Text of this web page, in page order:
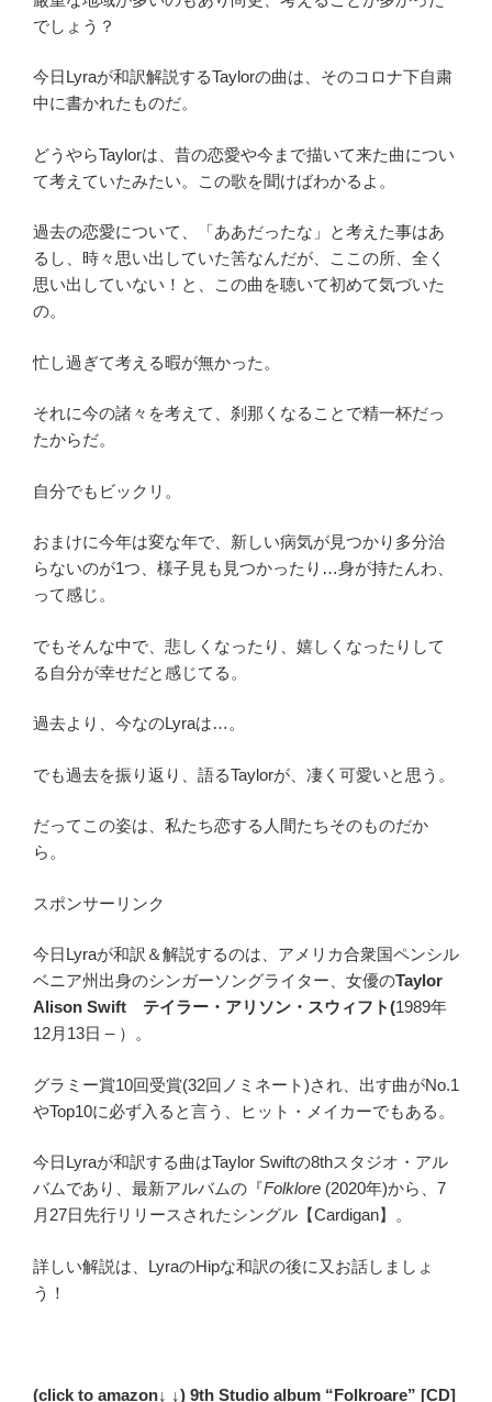
でしょう？
今日Lyraが和訳解説するTaylorの曲は、そのコロナ下自粛
中に書かれたものだ。
どうやらTaylorは、昔の恋愛や今まで描いて来た曲につい
て考えていたみたい。この歌を聞けばわかるよ。
過去の恋愛について、「ああだったな」と考えた事はあ
るし、時々思い出していた筈なんだが、ここの所、全く
思い出していない！と、この曲を聴いて初めて気づいた
の。
忙し過ぎて考える暇が無かった。
それに今の諸々を考えて、刹那くなることで精一杯だっ
たからだ。
自分でもビックリ。
おまけに今年は変な年で、新しい病気が見つかり多分治
らないのが1つ、様子見も見つかったり…身が持たんわ、
って感じ。
でもそんな中で、悲しくなったり、嬉しくなったりして
る自分が幸せだと感じてる。
過去より、今なのLyraは…。
でも過去を振り返り、語るTaylorが、凄く可愛いと思う。
だってこの姿は、私たち恋する人間たちそのものだか
ら。
スポンサーリンク
今日Lyraが和訳＆解説するのは、アメリカ合衆国ペンシル
ベニア州出身のシンガーソングライター、女優のTaylor
Alison Swift テイラー・アリソン・スウィフト(1989年
12月13日 – ）。
グラミー賞10回受賞(32回ノミネート)され、出す曲がNo.1
やTop10に必ず入ると言う、ヒット・メイカーでもある。
今日Lyraが和訳する曲はTaylor Swiftの8thスタジオ・アル
バムであり、最新アルバムの『Folklore (2020年)から、7
月27日先行リリースされたシングル【Cardigan】。
詳しい解説は、LyraのHipな和訳の後に又お話しましょ
う！
(click to amazon↓ ↓) 9th Studio album “Folkroare” [CD]